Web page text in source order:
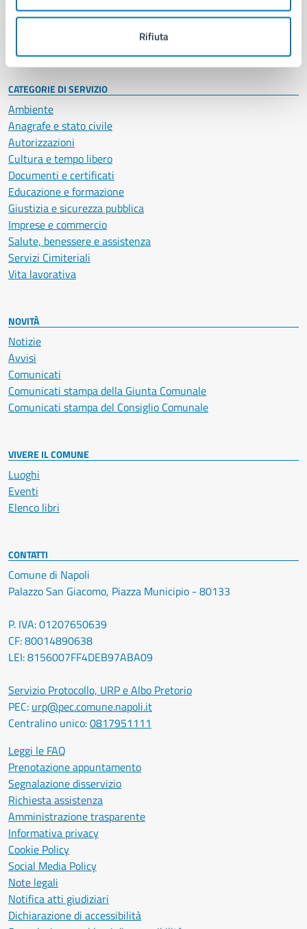
Rifiuta
Personale amministrativo
Intranet, posta aziendale e protocollo
CATEGORIE DI SERVIZIO
Ambiente
Anagrafe e stato civile
Autorizzazioni
Cultura e tempo libero
Documenti e certificati
Educazione e formazione
Giustizia e sicurezza pubblica
Imprese e commercio
Salute, benessere e assistenza
Servizi Cimiteriali
Vita lavorativa
NOVITÀ
Notizie
Avvisi
Comunicati
Comunicati stampa della Giunta Comunale
Comunicati stampa del Consiglio Comunale
VIVERE IL COMUNE
Luoghi
Eventi
Elenco libri
CONTATTI
Comune di Napoli
Palazzo San Giacomo, Piazza Municipio - 80133
P. IVA: 01207650639
CF: 80014890638
LEI: 8156007FF4DEB97ABA09
Servizio Protocollo, URP e Albo Pretorio
PEC: urp@pec.comune.napoli.it
Centralino unico:0817951111
Leggi le FAQ
Prenotazione appuntamento
Segnalazione disservizio
Richiesta assistenza
Amministrazione trasparente
Informativa privacy
Cookie Policy
Social Media Policy
Note legali
Notifica atti giudiziari
Dichiarazione di accessibilità